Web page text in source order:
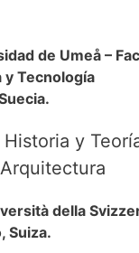
de Umeå –
y Tecnología
y
della
Suiza.